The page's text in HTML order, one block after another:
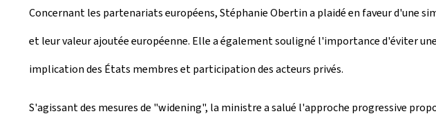
Concernant les partenariats européens, Stéphanie Obertin a plaidé en faveur
et leur valeur ajoutée européenne. Elle a également souligné l'importance d'éviter
implication des États membres et participation des acteurs privés.
S'agissant des mesures de "widening", la ministre a salué l'approche progressive